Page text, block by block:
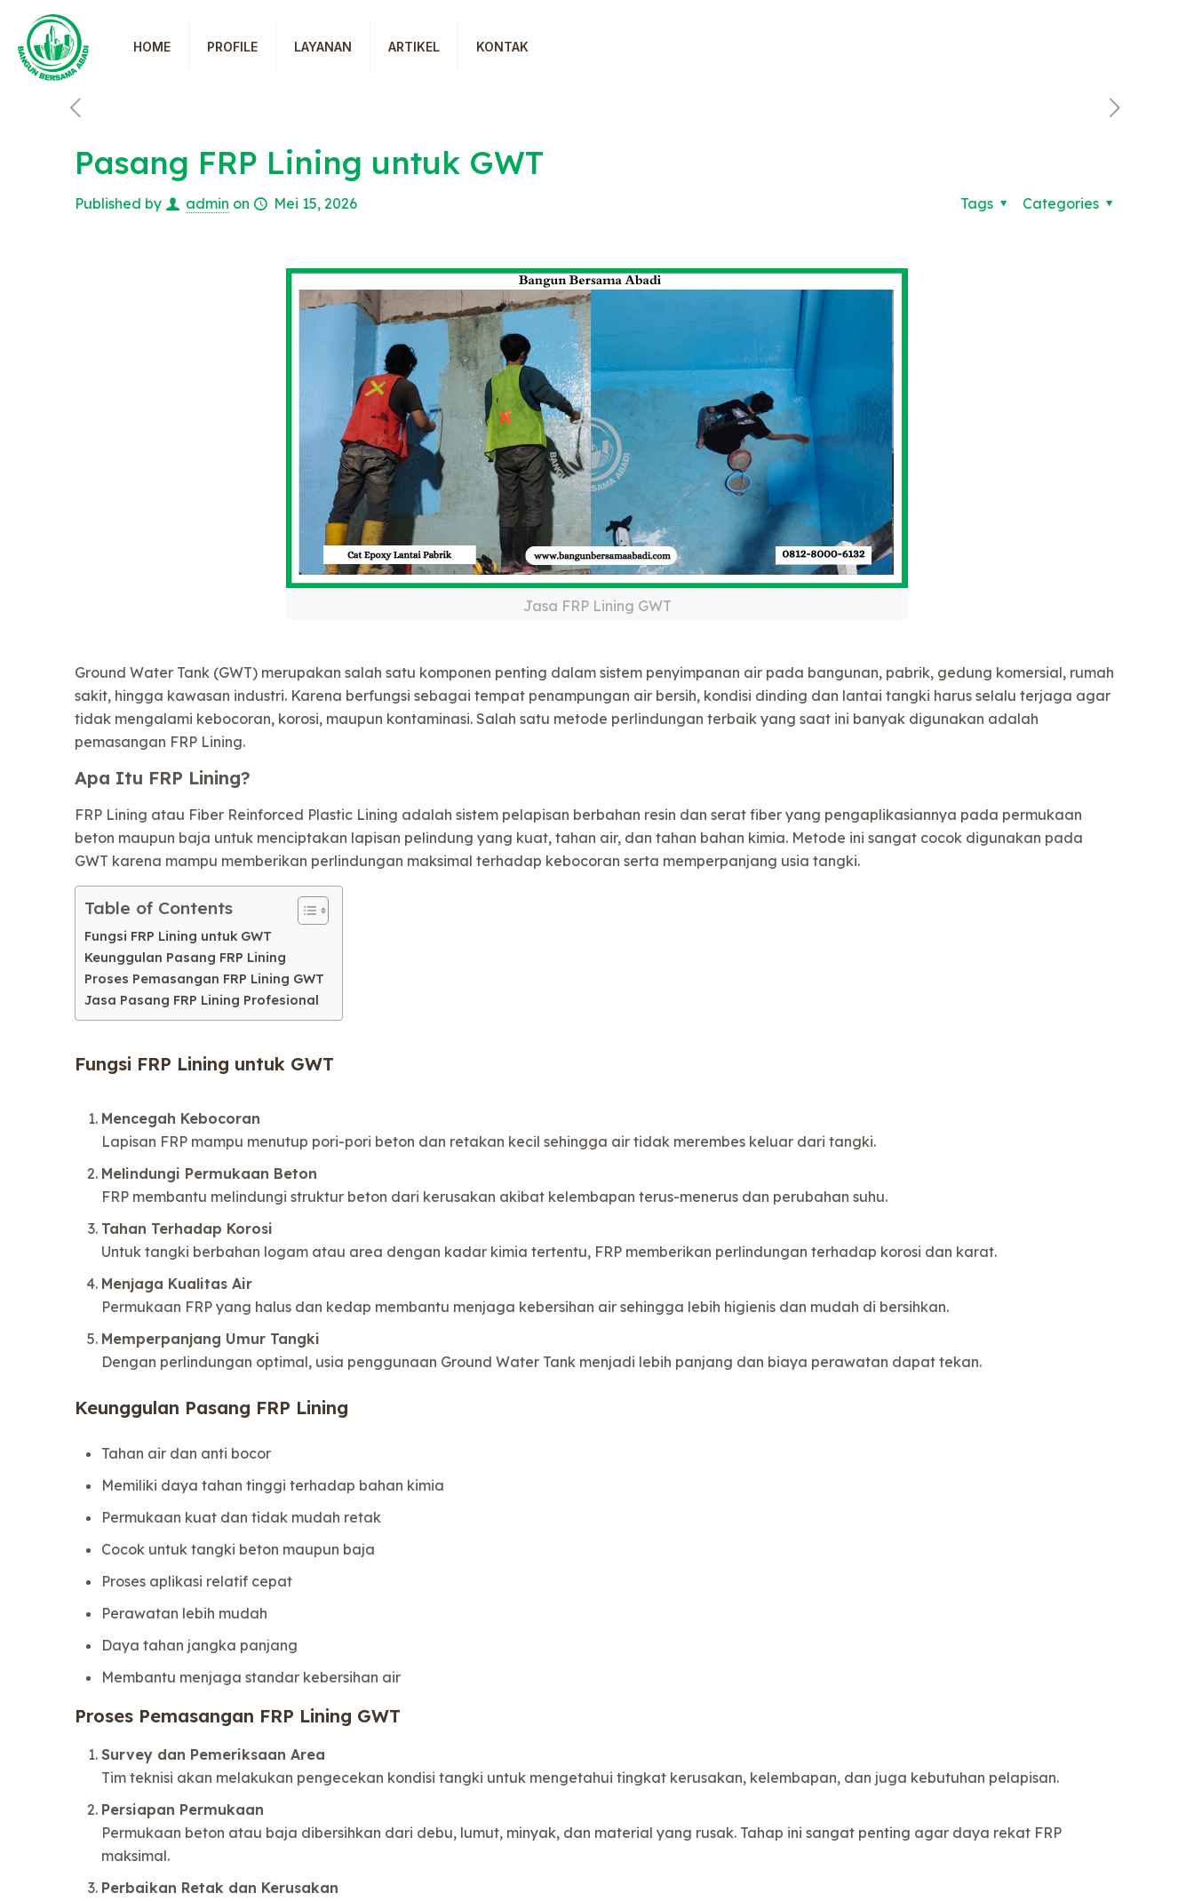
HOME PROFILE LAYANAN ARTIKEL KONTAK
Pasang FRP Lining untuk GWT
Published by admin on Mei 15, 2026 Categories
Tags
Jasa FRP Lining GWT
Ground Water Tank (GWT) merupakan salah satu komponen penting dalam sistem penyimpanan air pada bangunan, pabrik, gedung komersial, rumah
sakit, hingga kawasan industri. Karena berfungsi sebagai tempat penampungan air bersih, kondisi dinding dan lantai tangki harus selalu terjaga agar
tidak mengalami kebocoran, korosi, maupun kontaminasi. Salah satu metode perlindungan terbaik yang saat ini banyak digunakan adalah
pemasangan FRP Lining.
Apa Itu FRP Lining?
FRP Lining atau Fiber Reinforced Plastic Lining adalah sistem pelapisan berbahan resin dan serat fiber yang pengaplikasiannya pada permukaan
beton maupun baja untuk menciptakan lapisan pelindung yang kuat, tahan air, dan tahan bahan kimia. Metode ini sangat cocok digunakan pada
GWT karena mampu memberikan perlindungan maksimal terhadap kebocoran serta memperpanjang usia tangki.
Table of Contents
Fungsi FRP Lining untuk GWT
Keunggulan Pasang FRP Lining
Proses Pemasangan FRP Lining GWT
Jasa Pasang FRP Lining Profesional
Fungsi FRP Lining untuk GWT
Mencegah Kebocoran
Lapisan FRP mampu menutup pori-pori beton dan retakan kecil sehingga air tidak merembes keluar dari tangki.
Melindungi Permukaan Beton
FRP membantu melindungi struktur beton dari kerusakan akibat kelembapan terus-menerus dan perubahan suhu.
Tahan Terhadap Korosi
Untuk tangki berbahan logam atau area dengan kadar kimia tertentu, FRP memberikan perlindungan terhadap korosi dan karat.
Menjaga Kualitas Air
Permukaan FRP yang halus dan kedap membantu menjaga kebersihan air sehingga lebih higienis dan mudah di bersihkan.
Memperpanjang Umur Tangki
Dengan perlindungan optimal, usia penggunaan Ground Water Tank menjadi lebih panjang dan biaya perawatan dapat tekan.
Keunggulan Pasang FRP Lining
Tahan air dan anti bocor
Memiliki daya tahan tinggi terhadap bahan kimia
Permukaan kuat dan tidak mudah retak
Cocok untuk tangki beton maupun baja
Proses aplikasi relatif cepat
Perawatan lebih mudah
Daya tahan jangka panjang
Membantu menjaga standar kebersihan air
Proses Pemasangan FRP Lining GWT
Survey dan Pemeriksaan Area
Tim teknisi akan melakukan pengecekan kondisi tangki untuk mengetahui tingkat kerusakan, kelembapan, dan juga kebutuhan pelapisan.
Persiapan Permukaan
Permukaan beton atau baja dibersihkan dari debu, lumut, minyak, dan material yang rusak. Tahap ini sangat penting agar daya rekat FRP
maksimal.
Perbaikan Retak dan Kerusakan